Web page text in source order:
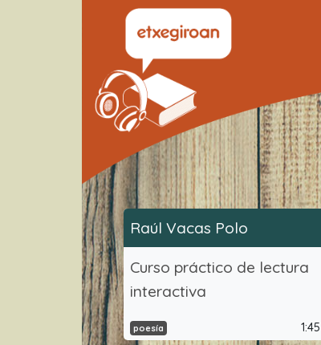
Raúl Vacas Polo
Curso práctico de lectura
interactiva
poesía 1:45